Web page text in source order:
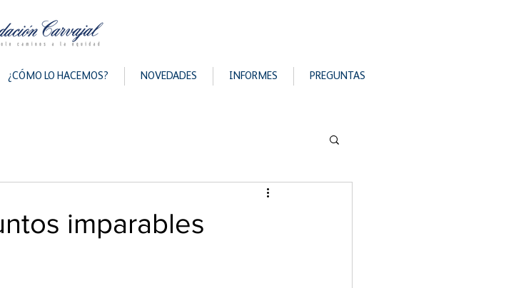
¿CÓMO LO HACEMOS? NOVEDADES INFORMES PREGUNTAS
imparables